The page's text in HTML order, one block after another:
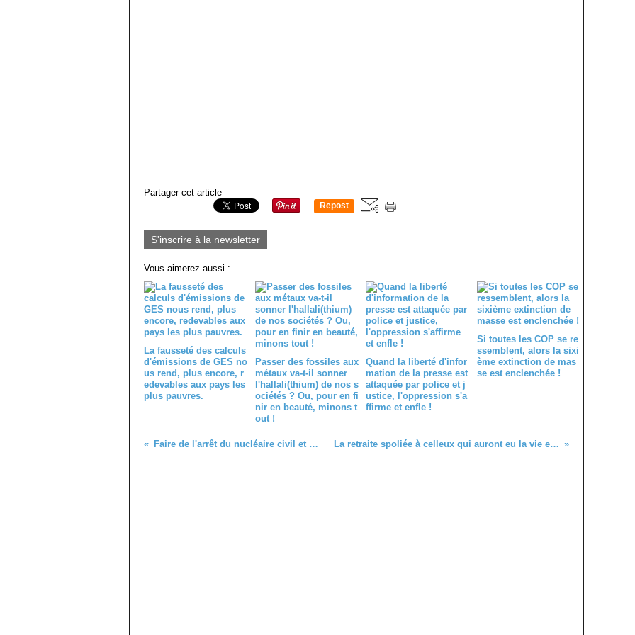
Partager cet article
Repost
S'inscrire à la newsletter
Vous aimerez aussi :
La fausseté des calculs
d'émissions de GES no
us rend, plus encore, r
edevables aux pays les
plus pauvres.
Passer des fossiles aux
métaux va-t-il sonner
l'hallali(thium) de nos s
ociétés ? Ou, pour en fi
nir en beauté, minons t
out !
Quand la liberté d'infor
mation de la presse est
attaquée par police et j
ustice, l'oppression s'a
ffirme et enfle !
Si toutes les COP se re
ssemblent, alors la sixi
ème extinction de mas
se est enclenchée !
Faire de l'arrêt du nucléaire civil et militaire et de la gestion de leurs déchets une cause nationale, un tabou en France ? La retraite spoliée à celleux qui auront eu la vie et les conditions les plus pénibles ! L'économie par l'hécatombe ou perdre sa vie à la gagner, vive le travail !